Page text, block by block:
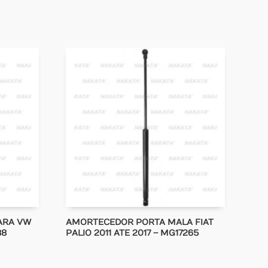
VW
AMORTECEDOR PORTA MALA FIAT
PALIO 2011 ATE 2017 – MG17265